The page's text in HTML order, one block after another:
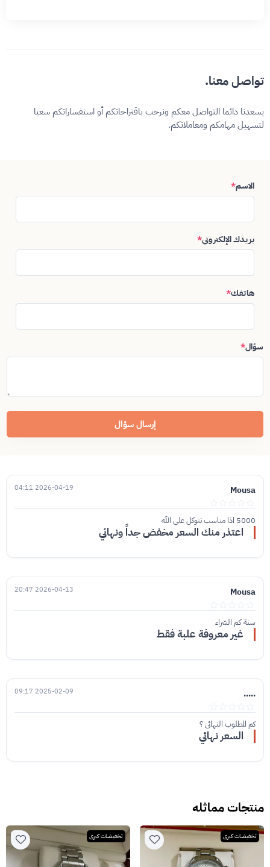
تواصل معنا.
يسعدنا دائما التواصل معكم ونرحب باقتراحاتكم أو استفساراتكم سعيا
لتسهيل مهامكم ومعاملاتكم.
الاسم*
بريدك الإلكتروني*
هاتفك*
سؤال*
إرسال سؤال
Mousa
2026-04-19 04:11
5000 اذا مناسب نتوكل على الله
اعتذر منك السعر مخفض جداً ونهائي
Mousa
2026-04-13 20:47
سنة كم الشراء
غير معروفة علبة فقط
.....
2025-02-09 09:17
كم المطلوب النهائي ؟
السعر نهائي
منتجات مماثله
تخفيضات كبرى تخفيضات كبرى